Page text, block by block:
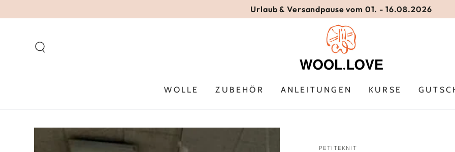
Urlaub & Versandpause vom 01. - 16.08.2026
WOLLE ZUBEHÖR ANLEITUNGEN KURSE
ZU DEN
PRODUKTINFORMATIONEN
PETITEKNIT